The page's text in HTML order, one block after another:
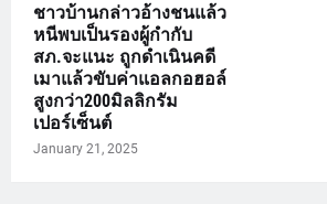
ชาวบ้านกล่าวอ้างชนแล้ว
หนีพบเป็นรองผู้กำกับ
สภ.จะแนะ ถูกดำเนินคดี
เมาแล้วขับค่าแอลกอฮอล์
สูงกว่า200มิลลิกรัม
เปอร์เซ็นต์
January 21, 2025